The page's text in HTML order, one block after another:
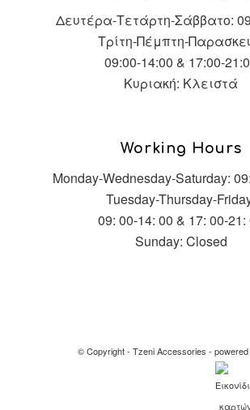
Δευτέρα-Τετάρτη-Σάββατο:
Τρίτη-Πέμπτη-
09:00-14:00 & 17:00-
Κυριακή: Κλειστά
Working Hours
Monday-Wednesday-Saturday:
Tuesday-Thursday-
09: 00-14: 00 & 17: 00-21:
Sunday: Closed
© Copyright - Tzeni Accessories -